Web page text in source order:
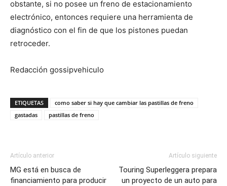
obstante, si no posee un freno de estacionamiento
electrónico, entonces requiere una herramienta de
diagnóstico con el fin de que los pistones puedan
retroceder.
Redacción gossipvehiculo
ETIQUETAS
como saber si hay que cambiar las pastillas de freno
gastadas
pastillas de freno
Artículo anterior
MG está en busca de
financiamiento para producir
Artículo siguiente
Touring Superleggera prepara
un proyecto de un auto para